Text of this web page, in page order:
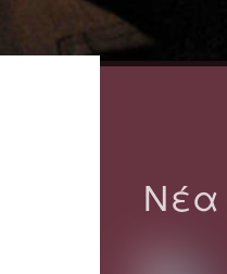
Νέα